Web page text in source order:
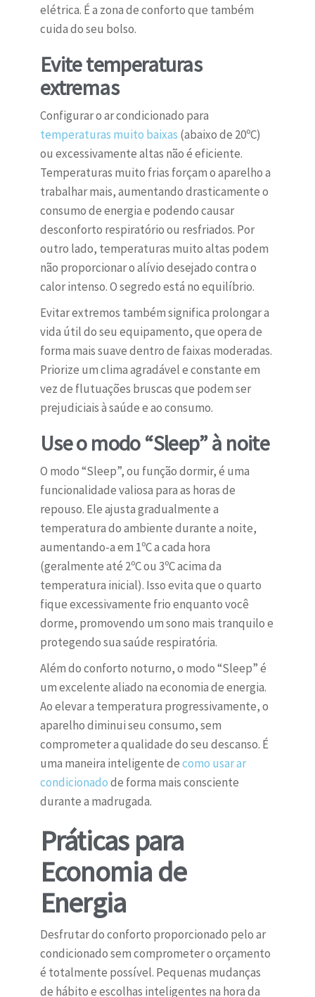
elétrica. É a zona de conforto que também
cuida do seu bolso.
Evite temperaturas
extremas
Configurar o ar condicionado para
temperaturas muito baixas (abaixo de 20ºC)
ou excessivamente altas não é eficiente.
Temperaturas muito frias forçam o aparelho a
trabalhar mais, aumentando drasticamente o
consumo de energia e podendo causar
desconforto respiratório ou resfriados. Por
outro lado, temperaturas muito altas podem
não proporcionar o alívio desejado contra o
calor intenso. O segredo está no equilíbrio.
Evitar extremos também significa prolongar a
vida útil do seu equipamento, que opera de
forma mais suave dentro de faixas moderadas.
Priorize um clima agradável e constante em
vez de flutuações bruscas que podem ser
prejudiciais à saúde e ao consumo.
Use o modo “Sleep” à noite
O modo “Sleep”, ou função dormir, é uma
funcionalidade valiosa para as horas de
repouso. Ele ajusta gradualmente a
temperatura do ambiente durante a noite,
aumentando-a em 1ºC a cada hora
(geralmente até 2ºC ou 3ºC acima da
temperatura inicial). Isso evita que o quarto
fique excessivamente frio enquanto você
dorme, promovendo um sono mais tranquilo e
protegendo sua saúde respiratória.
Além do conforto noturno, o modo “Sleep” é
um excelente aliado na economia de energia.
Ao elevar a temperatura progressivamente, o
aparelho diminui seu consumo, sem
comprometer a qualidade do seu descanso. É
uma maneira inteligente decomo usar ar
condicionadode forma mais consciente
durante a madrugada.
Práticas para
Economia de
Energia
Desfrutar do conforto proporcionado pelo ar
condicionado sem comprometer o orçamento
é totalmente possível. Pequenas mudanças
de hábito e escolhas inteligentes na hora da